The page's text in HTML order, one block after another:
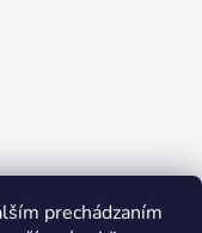
prechádzaním